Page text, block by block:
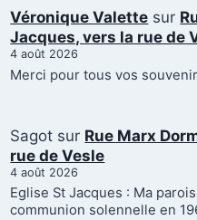
Véronique Valette sur
Jacques, vers la rue de
4 août 2026
Merci pour tous vos
Sagot sur Rue Marx
rue de Vesle
4 août 2026
Eglise St Jacques : Ma
communion solennelle en